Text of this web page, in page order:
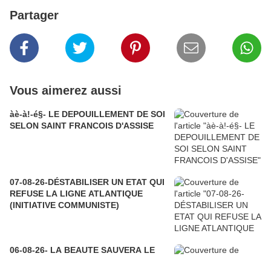
Partager
Vous aimerez aussi
àè-à!-é§- LE DEPOUILLEMENT DE SOI
SELON SAINT FRANCOIS D'ASSISE
07-08-26-DÉSTABILISER UN ETAT QUI
REFUSE LA LIGNE ATLANTIQUE
(INITIATIVE COMMUNISTE)
06-08-26- LA BEAUTE SAUVERA LE